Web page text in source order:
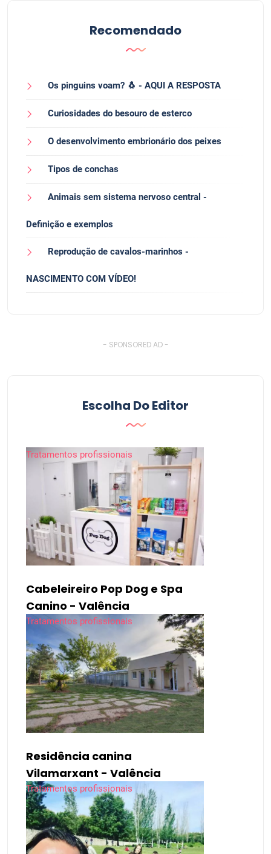
Recomendado
Os pinguins voam? 🐧 - AQUI A RESPOSTA
Curiosidades do besouro de esterco
O desenvolvimento embrionário dos peixes
Tipos de conchas
Animais sem sistema nervoso central -
Definição e exemplos
Reprodução de cavalos-marinhos -
NASCIMENTO COM VÍDEO!
- SPONSORED AD -
Escolha Do Editor
Tratamentos profissionais
Cabeleireiro Pop Dog e Spa
Canino - Valência
Tratamentos profissionais
Residência canina
Vilamarxant - Valência
Tratamentos profissionais